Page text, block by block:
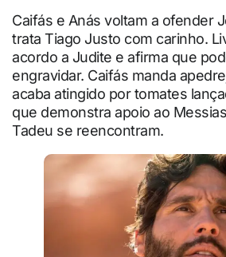
Caifás e Anás voltam a ofender
trata Tiago Justo com carinho.
acordo a Judite e afirma que
engravidar. Caifás manda
acaba atingido por tomates
que demonstra apoio ao
Tadeu se reencontram.